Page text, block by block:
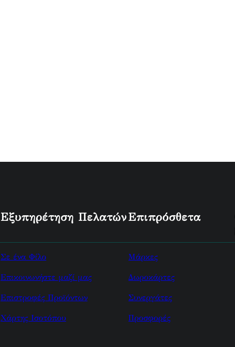
Εξυπηρέτηση Πελατών
Σε ένα Φίλο
Επικοινωνήστε μαζί μας
Επιστροφές Προϊόντων
Χάρτης Ισοτόπου
Επιπρόσθετα
Μάρκες
Δωροκάρτες
Συνεργάτες
Προσφορές